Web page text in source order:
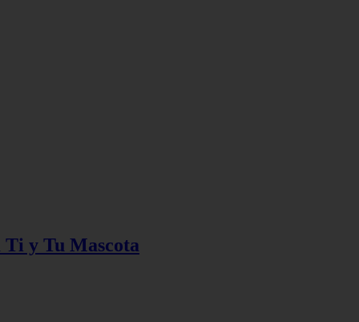
Ti y Tu Mascota